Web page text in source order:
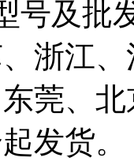
号及批
浙江
莞、
发货。